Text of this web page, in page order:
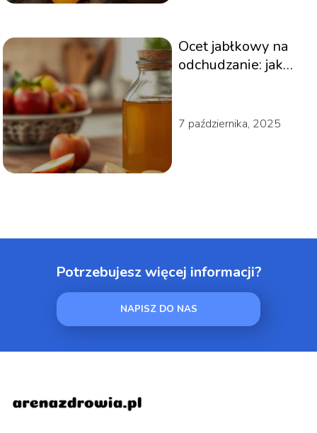
Ocet jabłkowy na
odchudzanie: jak
7 października, 2025
Potrzebujesz więcej informacji?
NAPISZ DO NAS